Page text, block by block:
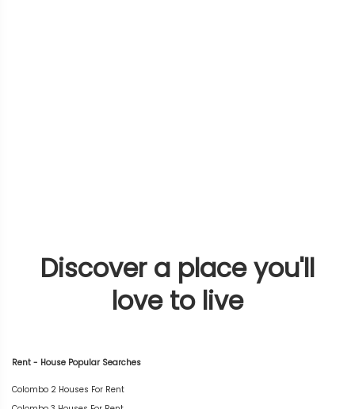
Discover a place you'll
love to live
Rent - House Popular Searches
Colombo 2 Houses For Rent